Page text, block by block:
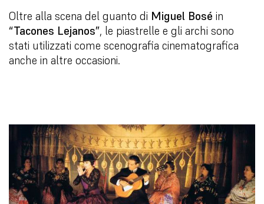
Oltre alla scena del guanto di Miguel Bosé in
“Tacones Lejanos”, le piastrelle e gli archi sono
stati utilizzati come scenografia cinematografica
anche in altre occasioni.